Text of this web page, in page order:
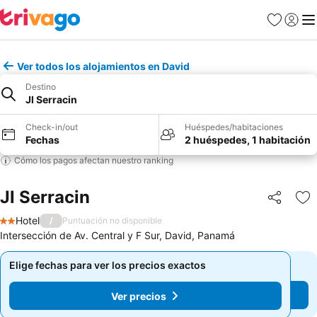
Favoritos
Iniciar
Ver todos los alojamientos en David
Destino
Jl Serracin
Check-in/out
Fechas
Huéspedes/habitaciones
2 huéspedes, 1 habitación
Cómo los pagos afectan nuestro ranking
Jl Serracin Compartir
2 Estrellas
Hotel / Puntuación no disponible
Intersección de Av. Central y F Sur, David, Panamá
Elige fechas para ver los precios exactos
Ver precios
Elige fechas para ver los precios exactos
Ver precios